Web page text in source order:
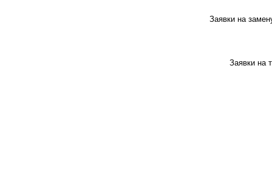
Заявки на
Заявки на